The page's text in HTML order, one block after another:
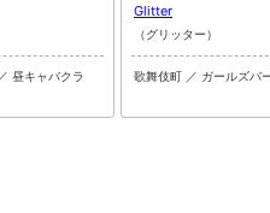
昼キャバクラ
Glitter
（グリッター）
歌舞伎町 ／ ガールズバ